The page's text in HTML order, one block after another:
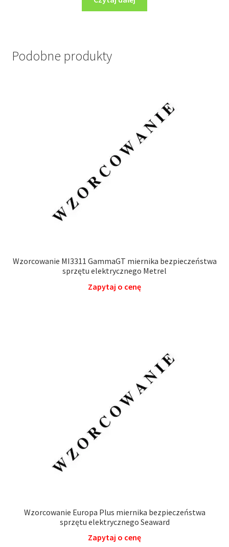
Podobne produkty
Wzorcowanie MI3311 GammaGT miernika bezpieczeństwa
sprzętu elektrycznego Metrel
Zapytaj o cenę
Wzorcowanie Europa Plus miernika bezpieczeństwa
sprzętu elektrycznego Seaward
Zapytaj o cenę